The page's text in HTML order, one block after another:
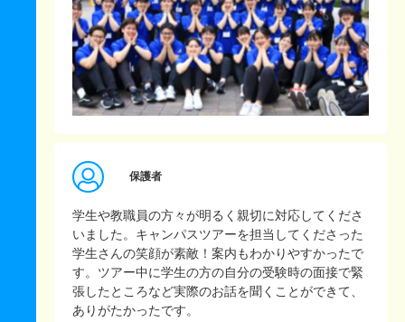
保護者
学生や教職員の方々が明るく親切に対応してくださ
いました。キャンパスツアーを担当してくださった
学生さんの笑顔が素敵！案内もわかりやすかったで
す。ツアー中に学生の方の自分の受験時の面接で緊
張したところなど実際のお話を聞くことができて、
ありがたかったです。